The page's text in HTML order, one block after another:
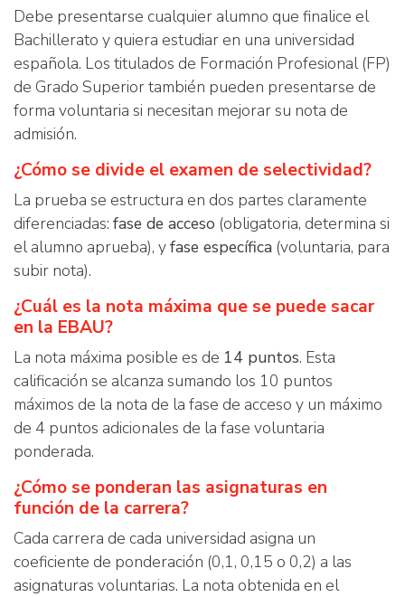
Debe presentarse cualquier alumno que finalice el
Bachillerato y quiera estudiar en una universidad
española. Los titulados de Formación Profesional (FP)
de Grado Superior también pueden presentarse de
forma voluntaria si necesitan mejorar su nota de
admisión.
¿Cómo se divide el examen de selectividad?
La prueba se estructura en dos partes claramente
diferenciadas: fase de acceso (obligatoria, determina si
el alumno aprueba), yfase específica (voluntaria, para
subir nota).
¿Cuál es la nota máxima que se puede sacar
en la EBAU?
La nota máxima posible es de 14 puntos. Esta
calificación se alcanza sumando los 10 puntos
máximos de la nota de la fase de acceso y un máximo
de 4 puntos adicionales de la fase voluntaria
ponderada.
¿Cómo se ponderan las asignaturas en
función de la carrera?
Cada carrera de cada universidad asigna un
coeficiente de ponderación (0,1, 0,15 o 0,2) a las
asignaturas voluntarias. La nota obtenida en el